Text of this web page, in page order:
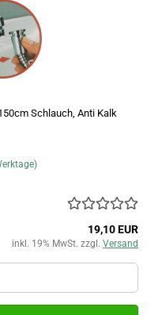
Schlauch, Anti Kalk
19,10 EUR
inkl. 19% MwSt. zzgl. Versand